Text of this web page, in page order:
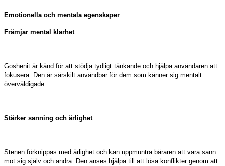
Emotionella och mentala egenskaper
Främjar mental klarhet
Goshenit är känd för att stödja tydligt tänkande och hjälpa användaren att
fokusera. Den är särskilt användbar för dem som känner sig mentalt
överväldigade.
Stärker sanning och ärlighet
Stenen förknippas med ärlighet och kan uppmuntra bäraren att vara sann
mot sig själv och andra. Den anses hjälpa till att lösa konflikter genom att